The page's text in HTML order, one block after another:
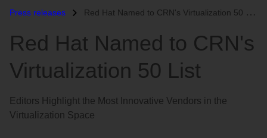
Press releases Red Hat Named to CRN's Virtualization 50 List...
Red Hat Named to CRN's
Virtualization 50 List
Editors Highlight the Most Innovative Vendors in the
Virtualization Space